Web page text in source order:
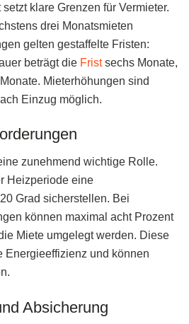
klare Grenzen für Vermieter.
drei Monatsmieten
gelten gestaffelte Fristen:
beträgt die Fristsechs Monate,
Mieterhöhungen sind
Einzug möglich.
zunehmend wichtige Rolle.
Heizperiode eine
Grad sicherstellen. Bei
können maximal acht Prozent
Miete umgelegt werden. Diese
Energieeffizienz und können
Absicherung